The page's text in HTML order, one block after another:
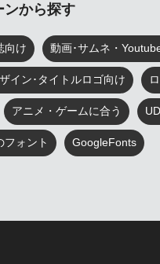
ンから探す
向け 動画･サムネ・
イン･タイトルロゴ向け
アニメ・ゲームに合う
フォント GoogleFonts